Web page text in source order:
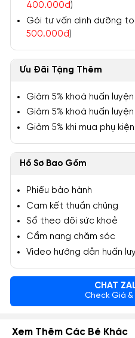
400.000đ)
Gói tư vấn dinh dưỡng
500.000đ)
Ưu Đãi Tặng Thêm
Giảm 5% khoá huấn
Giảm 5% khoá huấn
Giảm 5% khi mua phụ kiện
Hồ Sơ Bao Gồm
Phiếu bảo hành
Cam kết thuần chủng
Sổ theo dõi sức khoẻ
Cẩm nang chăm sóc
Video hướng dẫn huấn
CHAT
Check Giá &
Xem Thêm Các Bé Khác